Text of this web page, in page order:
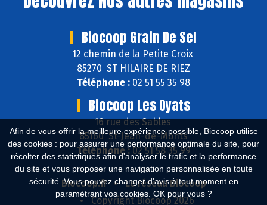
Afin de vous offrir la meilleure expérience possible, Biocoop utilise
des cookies : pour assurer une performance optimale du site, pour
récolter des statistiques afin d'analyser le trafic et la performance
du site et vous proposer une navigation personnalisée en toute
sécurité. Vous pouvez changer d'avis à tout moment en
paramétrant vos cookies. OK pour vous ?
Biocoop Grain De Sel
12 chemin de la Petite Croix
85270 ST HILAIRE DE RIEZ
Téléphone : 02 51 55 35 98
Biocoop Les Oyats
16 rue des Sables
85160 St-Jean-de-Monts
Téléphone :02 51 58 35 99
Biocoop.fr
Le réseau Biocoop
Copyright Biocoop 2026